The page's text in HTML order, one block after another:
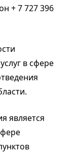
+ 7 727 396
в сфере
является